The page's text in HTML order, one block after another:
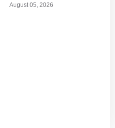
August 05, 2026